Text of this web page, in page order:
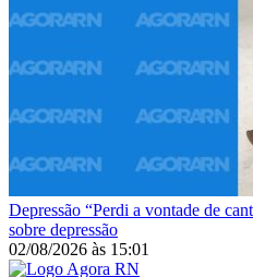
Depressão “Perdi a vontade de
sobre depressão
02/08/2026 às 15:01